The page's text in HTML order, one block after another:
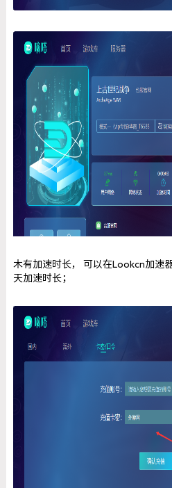
木有加速时长， 可以在Lookcn加速
天加速时长；